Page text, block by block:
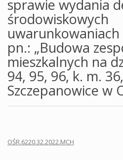
sprawie wydania
środowiskowych
uwarunkowaniach
pn.: „Budowa
mieszkalnych na
94, 95, 96, k. m.
Szczepanowice w
Opole, dnia
OŚR.6220.32.2022.MCH